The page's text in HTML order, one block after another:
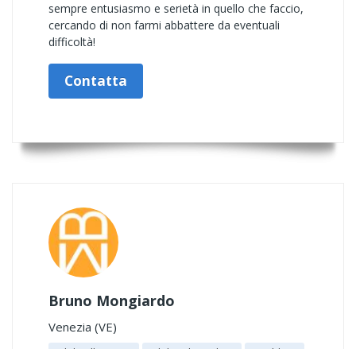
sempre entusiasmo e serietà in quello che faccio,
cercando di non farmi abbattere da eventuali
difficoltà!
Contatta
Bruno Mongiardo
Venezia (VE)